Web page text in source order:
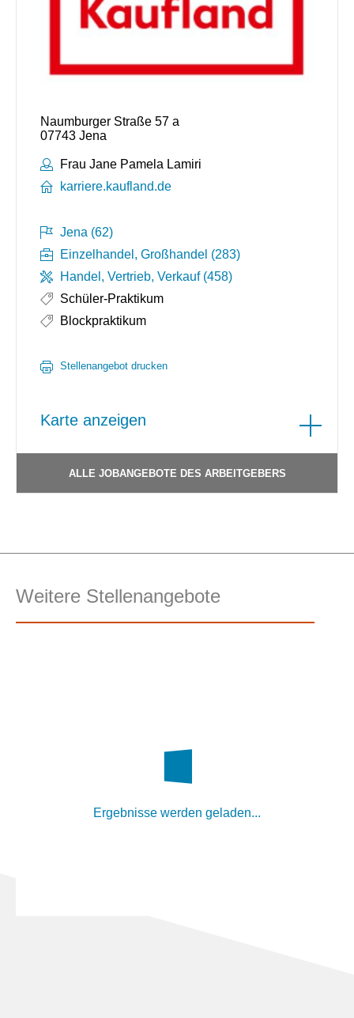
Naumburger Straße 57 a
07743 Jena
Ansprechpartner:
Frau Jane Pamela Lamiri
karriere.kaufland.de
Jena (62)
Einzelhandel, Großhandel (283)
Handel, Vertrieb, Verkauf (458)
Schüler-Praktikum
Blockpraktikum
Stellenangebot drucken
Karte anzeigen
ALLE JOBANGEBOTE DES ARBEITGEBERS
Weitere Stellenangebote
Ergebnisse werden geladen...